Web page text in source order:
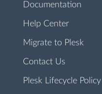
Documentation
Help Center
Migrate to Plesk
Contact Us
Plesk Lifecycle Policy